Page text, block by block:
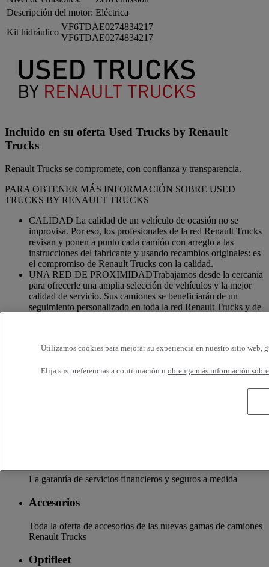
Descripción del motor: Eléctrica
Kit hidráulico
VF6TDAE0274834217
VF6TDAE0274834217
Incluido en su oferta Used Trucks by Renault
Trucks
Renault Trucks se compromete, con confianza y transparencia.
PARA OBTENER MÁS INFORMACIÓN SOBRE USED
TRUCKS BY RENAULT TRUCKS
CALIDAD La calidad de un vehículo de ocasión no se
improvisa. Por eso, los profesionales de la red Renault Trucks
revisan y ponen a punto cada camión con arreglo a las
instrucciones del fabricante y usando recambios originales: es
el compromiso de Renault Trucks con la calidad.
UNA RED DE PROXIMIDADTrabajamos desde la cercanía
para ofrecerle una amplia selección de vehículos y la mejor
calidad de servicio. Sus camiones se beneficiarán de un
seguimiento personalizado en toda la red Renault Trucks y de
en el camión. Por eso, su vehículo se puede beneficiar de un
necesidades de su actividad: financiación, seguros, garantía,
La garantía de servicios financieros y seguros a medida
Accesorios
Toda la oferta de accesorios de las nuevas gamas de camiones
Renault Trucks
Optifleet
Utilizamos cookies para mejorar su experiencia en nuestro sitio web,
Elija sus preferencias a continuación u obtenga más información